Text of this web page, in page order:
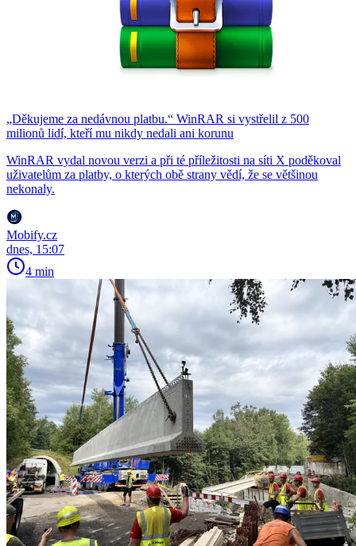
„Děkujeme za nedávnou platbu.“ WinRAR si vystřelil z 500
milionů lidí, kteří mu nikdy nedali ani korunu
WinRAR vydal novou verzi a při té příležitosti na síti X poděkoval
uživatelům za platby, o kterých obě strany vědí, že se většinou
nekonaly.
Mobify.cz
dnes, 15:07
4 min